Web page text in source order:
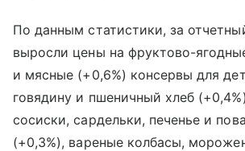
По данным статистики, за
выросли цены на фруктово-
и мясные (+0,6%) консервы для
говядину и пшеничный хлеб
сосиски, сардельки, печенье и
(+0,3%), вареные колбасы,